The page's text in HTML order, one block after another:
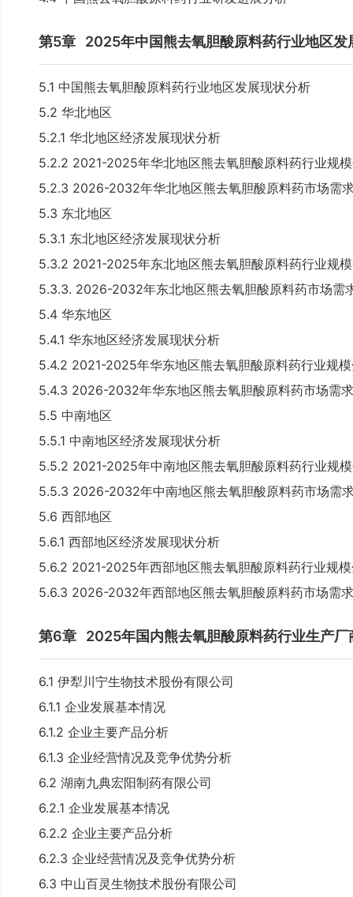
第5章 2025年中国熊去氧胆酸原料药行业地区发
5.1 中国熊去氧胆酸原料药行业地区发展现状分析
5.2 华北地区
5.2.1 华北地区经济发展现状分析
5.2.2 2021-2025年华北地区熊去氧胆酸原料药行业规
5.2.3 2026-2032年华北地区熊去氧胆酸原料药市场需
5.3 东北地区
5.3.1 东北地区经济发展现状分析
5.3.2 2021-2025年东北地区熊去氧胆酸原料药行业规
5.3.3. 2026-2032年东北地区熊去氧胆酸原料药市场需
5.4 华东地区
5.4.1 华东地区经济发展现状分析
5.4.2 2021-2025年华东地区熊去氧胆酸原料药行业规
5.4.3 2026-2032年华东地区熊去氧胆酸原料药市场需
5.5 中南地区
5.5.1 中南地区经济发展现状分析
5.5.2 2021-2025年中南地区熊去氧胆酸原料药行业规
5.5.3 2026-2032年中南地区熊去氧胆酸原料药市场需
5.6 西部地区
5.6.1 西部地区经济发展现状分析
5.6.2 2021-2025年西部地区熊去氧胆酸原料药行业规
5.6.3 2026-2032年西部地区熊去氧胆酸原料药市场需
第6章 2025年国内熊去氧胆酸原料药行业生产厂
6.1 伊犁川宁生物技术股份有限公司
6.1.1 企业发展基本情况
6.1.2 企业主要产品分析
6.1.3 企业经营情况及竞争优势分析
6.2 湖南九典宏阳制药有限公司
6.2.1 企业发展基本情况
6.2.2 企业主要产品分析
6.2.3 企业经营情况及竞争优势分析
6.3 中山百灵生物技术股份有限公司